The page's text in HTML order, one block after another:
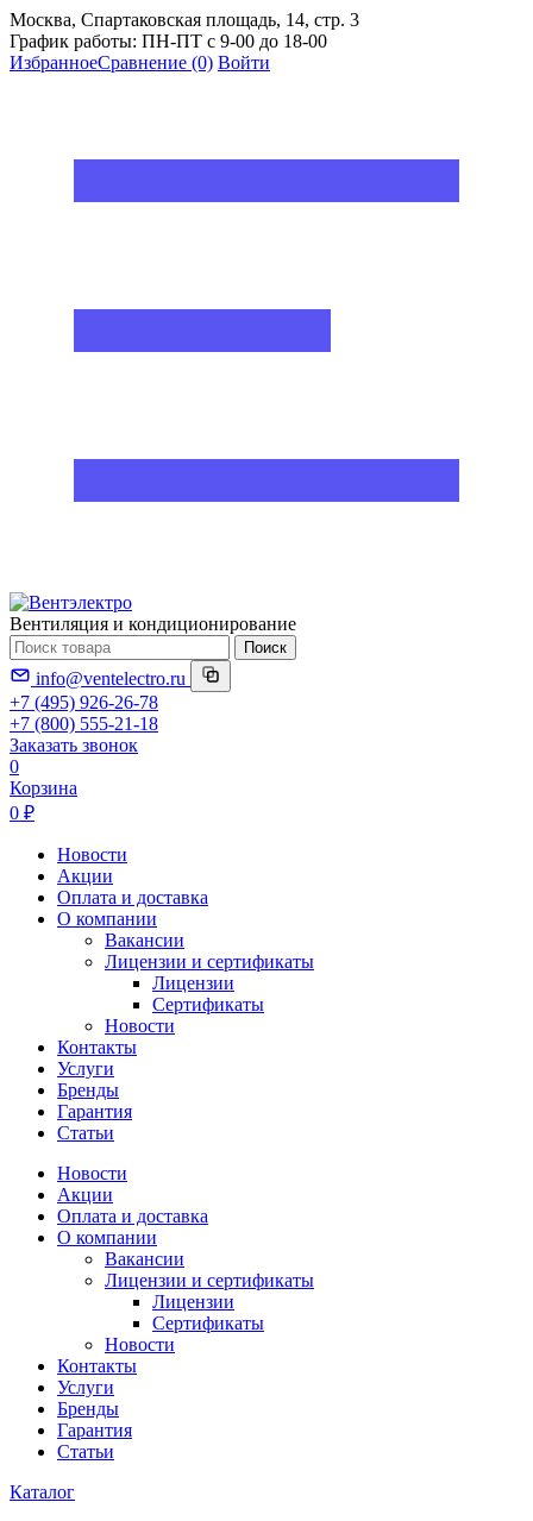
Москва, Спартаковская площадь, 14, стр. 3
График работы: ПН-ПТ с 9-00 до 18-00
ИзбранноеСравнение (0) Войти
Вентиляция и кондиционирование
Поиск
info@ventelectro.ru
+7 (495) 926-26-78
+7 (800) 555-21-18
Заказать звонок
0
Корзина
0 ₽
Новости
Акции
Оплата и доставка
О компании
Вакансии
Лицензии и сертификаты
Лицензии
Сертификаты
Новости
Контакты
Услуги
Бренды
Гарантия
Статьи
Новости
Акции
Оплата и доставка
О компании
Вакансии
Лицензии и сертификаты
Лицензии
Сертификаты
Новости
Контакты
Услуги
Бренды
Гарантия
Статьи
Каталог